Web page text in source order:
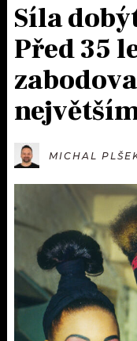
ČLÁNKY
HUDBA
ROZHOVORY
KALENDÁŘ
KVÍZY
VIP
TRENDY
PODCASTY
JAK NALADIT
RÁDIO
APLIKACE
PROGRAM
PLAYLIST
JAK NALADIT
SOUTĚŽE
Síla
Před 35
MICHAL